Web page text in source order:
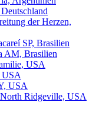
der Herzen,
SP, Brasilien
AM, Brasilien
USA
USA
USA
Ridgeville, USA